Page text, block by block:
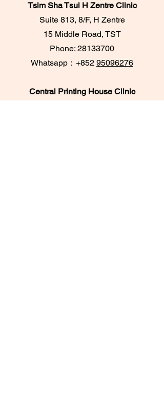
Tsim Sha Tsui H Zentre Clinic
Suite 813, 8/F, H Zentre
15 Middle Road, TST
Phone: 28133700
​Whatsapp：+852 95096276
Central Printing House Clinic